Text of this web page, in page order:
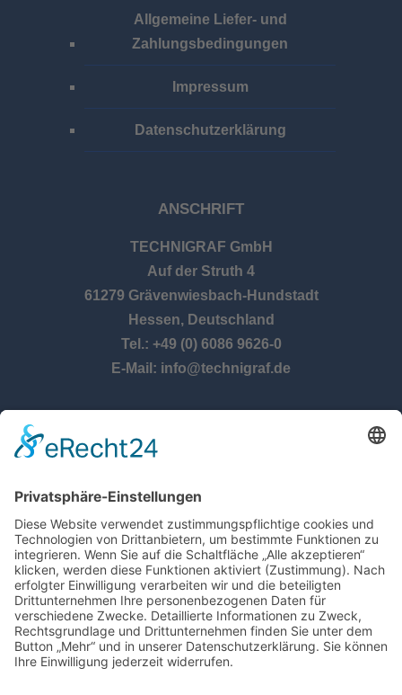
Allgemeine Liefer- und
Zahlungsbedingungen
Impressum
Datenschutzerklärung
ANSCHRIFT
TECHNIGRAF GmbH
Auf der Struth 4
61279 Grävenwiesbach-Hundstadt
Hessen, Deutschland
Tel.: +49 (0) 6086 9626-0
E-Mail: info@technigraf.de
ÖFFNUNGSZEITEN
8:00 Uhr – 17:00 Uhr
Freitag:
8:00 Uhr – 14:30 Uhr